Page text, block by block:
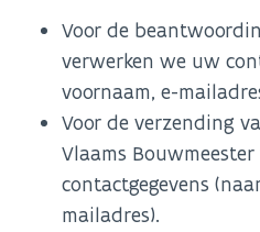
Voor de
verwerken we uw
voornaam, e-
Voor de verzending
Vlaams
contactgegevens
mailadres).